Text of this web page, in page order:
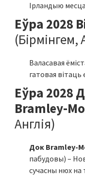
Ірландыю
Еўра 2028
(Бірмінгем,
Валасавая
гатовая вітаць
Еўра 2028
Bramley-
Англія)
Док Bramley-
пабудовы) –
сучасны нюх на